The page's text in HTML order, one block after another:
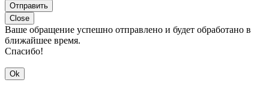
Отправить
Close
Ваше обращение успешно отправлено и будет обработано в
ближайшее время.
Спасибо!
Ok